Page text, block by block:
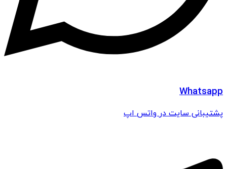
Whatsapp
پشتیبانی سایت در واتس اپ